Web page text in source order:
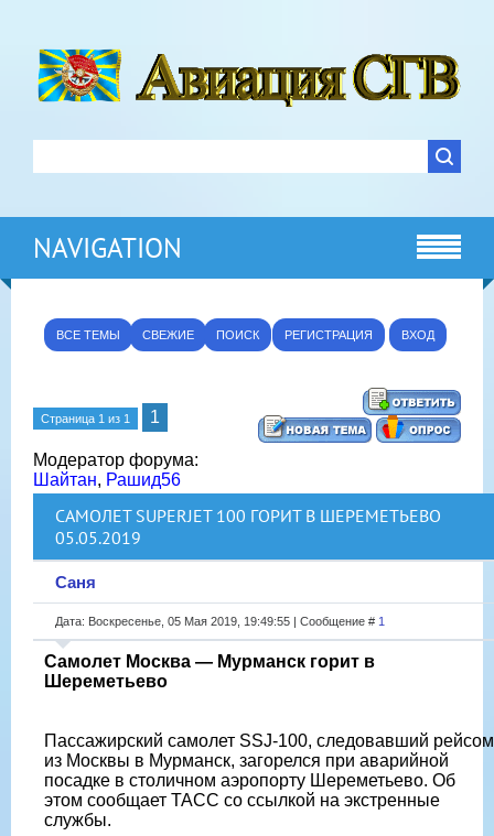
NAVIGATION
ВСЕ ТЕМЫ СВЕЖИЕ ПОИСК РЕГИСТРАЦИЯ ВХОД
Страница 1 из 1 1
Модератор форума:
Шайтан, Рашид56
САМОЛЕТ SUPERJET 100 ГОРИТ В ШЕРЕМЕТЬЕВО
05.05.2019
Саня
Дата: Воскресенье, 05 Мая 2019, 19:49:55 | Сообщение # 1
Самолет Москва — Мурманск горит в
Шереметьево
Пассажирский самолет SSJ-100, следовавший рейсом
из Москвы в Мурманск, загорелся при аварийной
посадке в столичном аэропорту Шереметьево. Об
этом сообщает ТАСС со ссылкой на экстренные
службы.